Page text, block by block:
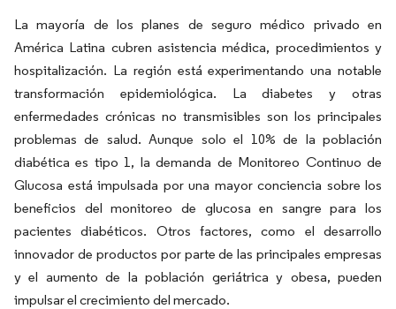
La mayoría de los planes de seguro médico privado en
América Latina cubren asistencia médica, procedimientos y
hospitalización. La región está experimentando una notable
transformación epidemiológica. La diabetes y otras
enfermedades crónicas no transmisibles son los principales
problemas de salud. Aunque solo el 10% de la población
diabética es tipo 1, la demanda de Monitoreo Continuo de
Glucosa está impulsada por una mayor conciencia sobre los
beneficios del monitoreo de glucosa en sangre para los
pacientes diabéticos. Otros factores, como el desarrollo
innovador de productos por parte de las principales empresas
y el aumento de la población geriátrica y obesa, pueden
impulsar el crecimiento del mercado.